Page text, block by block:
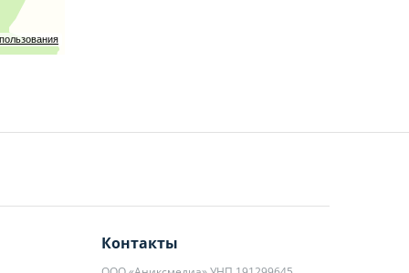
Контакты